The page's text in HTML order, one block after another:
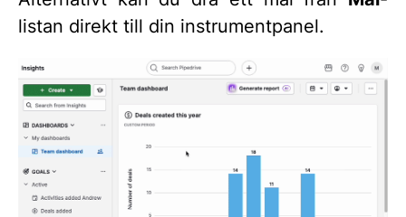
listan direkt till din instrumentpanel.